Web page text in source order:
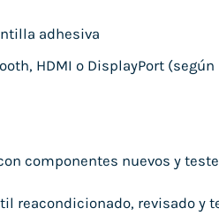
adhesiva
HDMI o DisplayPort (según
componentes nuevos y
reacondicionado, revisado y